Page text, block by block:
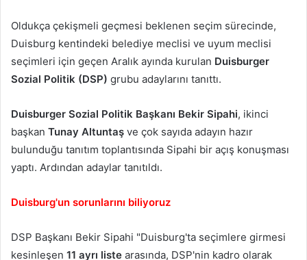
Oldukça çekişmeli geçmesi beklenen seçim sürecinde,
Duisburg kentindeki belediye meclisi ve uyum meclisi
seçimleri için geçen Aralık ayında kurulan Duisburger
Sozial Politik (DSP) grubu adaylarını tanıttı.
Duisburger Sozial Politik Başkanı Bekir Sipahi, ikinci
başkan Tunay Altuntaş ve çok sayıda adayın hazır
bulunduğu tanıtım toplantısında Sipahi bir açış konuşması
yaptı. Ardından adaylar tanıtıldı.
Duisburg'un sorunlarını biliyoruz
DSP Başkanı Bekir Sipahi "Duisburg'ta seçimlere girmesi
kesinleşen 11 ayrı liste arasında, DSP'nin kadro olarak